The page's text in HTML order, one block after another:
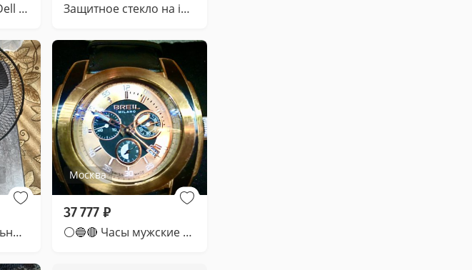
Игровой ноутбук Dell i7-7Gen GTX 1050TI Защитное стекло на iPhone 13 Pro Max/14 Plus
Вентилятор напольный Scarlett SC-1175 на запчасти
Москва
37 777 ₽
⚪️🔵🔴 Часы мужские Италия Breil Milano - ОРИГИНАЛ